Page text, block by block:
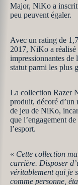
Major, NiKo a inscrit
peu peuvent égaler.
Avec un rating de
2017, NiKo a réalisé
impressionnantes de
statut parmi les plus
La collection Razer
produit, décoré
de jeu de NiKo,
que l’engagement
l’esport.
« Cette collection
carrière. Disposer
véritablement qui je
comme personne,